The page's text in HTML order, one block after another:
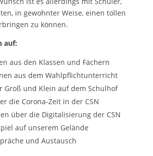
in gewohnter Weise, einen tollen
zu können.
auf:
aus den Klassen und Fächern
aus dem Wahlpflichtunterricht
Groß und Klein auf dem Schulhof
die Corona-Zeit in der CSN
über die Digitalisierung der CSN
auf unserem Gelände
und Austausch